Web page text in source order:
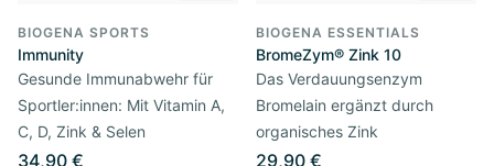
BIOGENA SPORTS
Immunity
Gesunde Immunabwehr für
Sportler:innen: Mit Vitamin A,
C, D, Zink & Selen
34,90 €
BIOGENA ESSENTIALS
BromeZym® Zink 10
Das Verdauungsenzym
Bromelain ergänzt durch
organisches Zink
29,90 €